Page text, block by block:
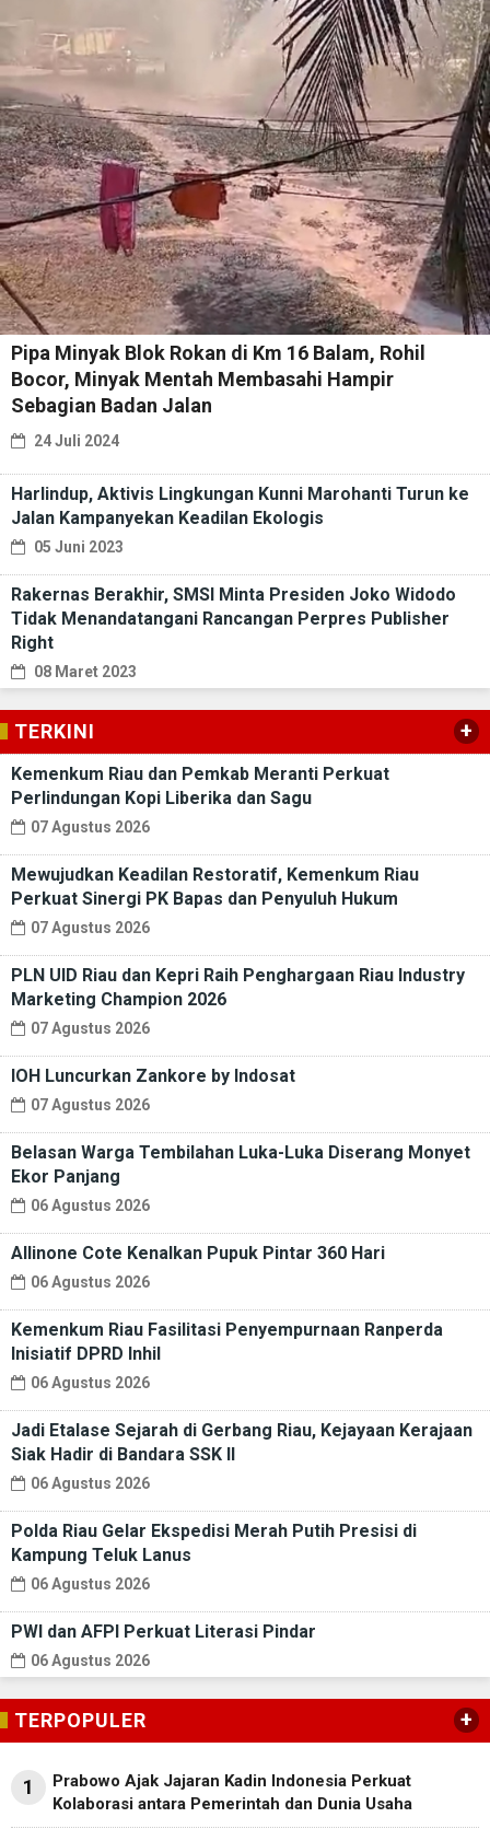
Pipa Minyak Blok Rokan di Km 16 Balam, Rohil
Bocor, Minyak Mentah Membasahi Hampir
Sebagian Badan Jalan
24 Juli 2024
Harlindup, Aktivis Lingkungan Kunni Marohanti Turun ke
Jalan Kampanyekan Keadilan Ekologis
05 Juni 2023
Rakernas Berakhir, SMSI Minta Presiden Joko Widodo
Tidak Menandatangani Rancangan Perpres Publisher
Right
08 Maret 2023
TERKINI +
Kemenkum Riau dan Pemkab Meranti Perkuat
Perlindungan Kopi Liberika dan Sagu
07 Agustus 2026
Mewujudkan Keadilan Restoratif, Kemenkum Riau
Perkuat Sinergi PK Bapas dan Penyuluh Hukum
07 Agustus 2026
PLN UID Riau dan Kepri Raih Penghargaan Riau Industry
Marketing Champion 2026
07 Agustus 2026
IOH Luncurkan Zankore by Indosat
07 Agustus 2026
Belasan Warga Tembilahan Luka-Luka Diserang Monyet
Ekor Panjang
06 Agustus 2026
Allinone Cote Kenalkan Pupuk Pintar 360 Hari
06 Agustus 2026
Kemenkum Riau Fasilitasi Penyempurnaan Ranperda
Inisiatif DPRD Inhil
06 Agustus 2026
Jadi Etalase Sejarah di Gerbang Riau, Kejayaan Kerajaan
Siak Hadir di Bandara SSK II
06 Agustus 2026
Polda Riau Gelar Ekspedisi Merah Putih Presisi di
Kampung Teluk Lanus
06 Agustus 2026
PWI dan AFPI Perkuat Literasi Pindar
06 Agustus 2026
TERPOPULER +
1
Prabowo Ajak Jajaran Kadin Indonesia Perkuat
Kolaborasi antara Pemerintah dan Dunia Usaha